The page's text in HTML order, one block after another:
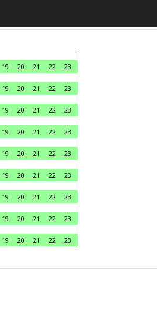
19 20 21 22
23
19 20 21 22
23
19 20 21 22
23
19 20 21 22
23
19 20 21 22
23
19 20 21 22
23
19 20 21 22
23
19 20 21 22
23
19 20 21 22
23